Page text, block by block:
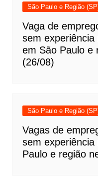
São Paulo e Região
Vaga de
sem
em São Paulo e
(26/08)
São Paulo e Região
Vagas de
sem experiência
Paulo e região